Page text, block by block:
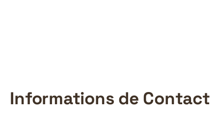
Informations de Contact